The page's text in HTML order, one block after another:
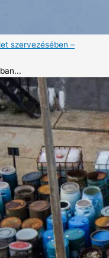
szervezésében –